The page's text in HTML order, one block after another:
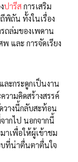
ปารีสการเสริม
พิถัน ทั้งในเรื่อง
ถล่มของเพดาน
และ การจัดเรียง
ะกระดูกเป็นงาน
ามคิดสร้างสรรค์
วางนี้กลับสะท้อน
ากไป นอกจากนี้
าเพื่อให้ผู้เข้าชม
ที่น่าตื่นตาตื่นใจ